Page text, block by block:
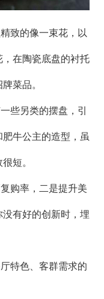
致的像一束花，以
在陶瓷底盘的衬托
菜品。
些另类的摆盘，引
牛公主的造型，虽
短。
购率，二是提升美
有好的创新时，埋
特色、客群需求的